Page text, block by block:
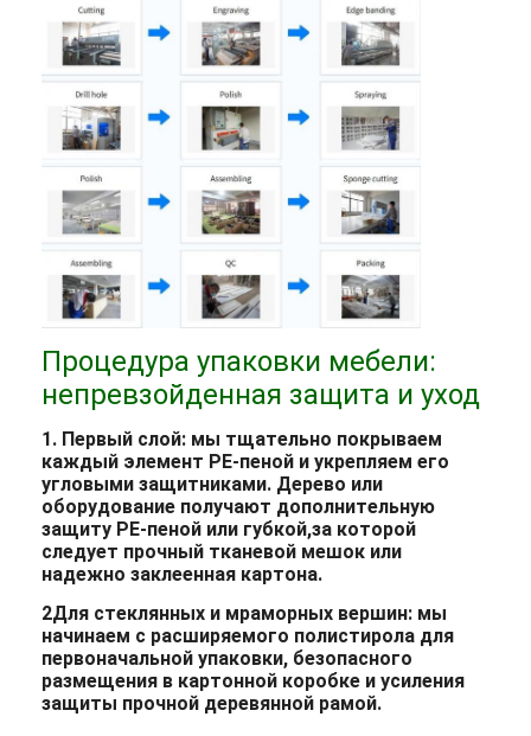
Процедура упаковки мебели:
непревзойденная защита и уход
1. Первый слой: мы тщательно покрываем
каждый элемент PE-пеной и укрепляем его
угловыми защитниками. Дерево или
оборудование получают дополнительную
защиту PE-пеной или губкой,за которой
следует прочный тканевой мешок или
надежно заклеенная картона.
2Для стеклянных и мраморных вершин: мы
начинаем с расширяемого полистирола для
первоначальной упаковки, безопасного
размещения в картонной коробке и усиления
защиты прочной деревянной рамой.